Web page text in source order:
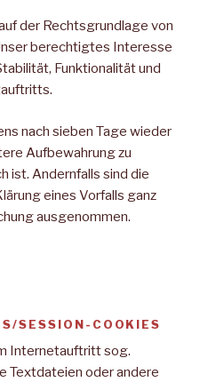
der Rechtsgrundlage von
berechtigtes Interesse
Funktionalität und
nach sieben Tage wieder
Aufbewahrung zu
ist. Andernfalls sind die
eines Vorfalls ganz
ausgenommen.
SESSION-COOKIES
Internetauftritt sog.
Textdateien oder andere